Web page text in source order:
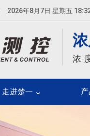
2026年8月7日 星期五
浓
走进楚一